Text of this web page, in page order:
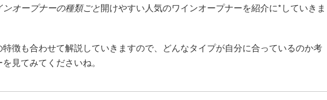
ンオープナーの種類ごと開けやすい人気のワインオープナーを紹介に*していきま
特徴も合わせて解説していきますので、どんなタイプが自分に合っているのか考
見てみてくださいね。